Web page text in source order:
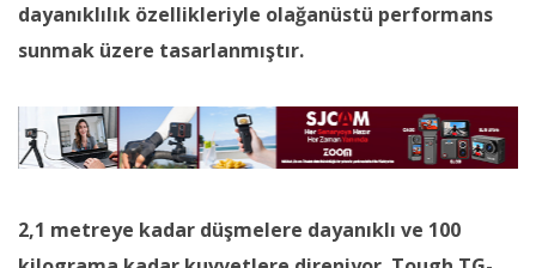
dayanıklılık özellikleriyle olağanüstü performans
sunmak üzere tasarlanmıştır.
2,1 metreye kadar düşmelere dayanıklı ve 100